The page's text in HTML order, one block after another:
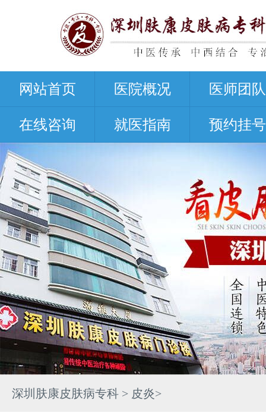
网站首页 医院概况 医师团队
在线咨询 就医指南 预约挂号
深圳肤康皮肤病专科 > 皮炎>